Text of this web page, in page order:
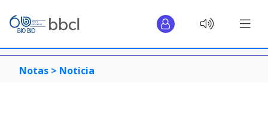
Notas > Noticia